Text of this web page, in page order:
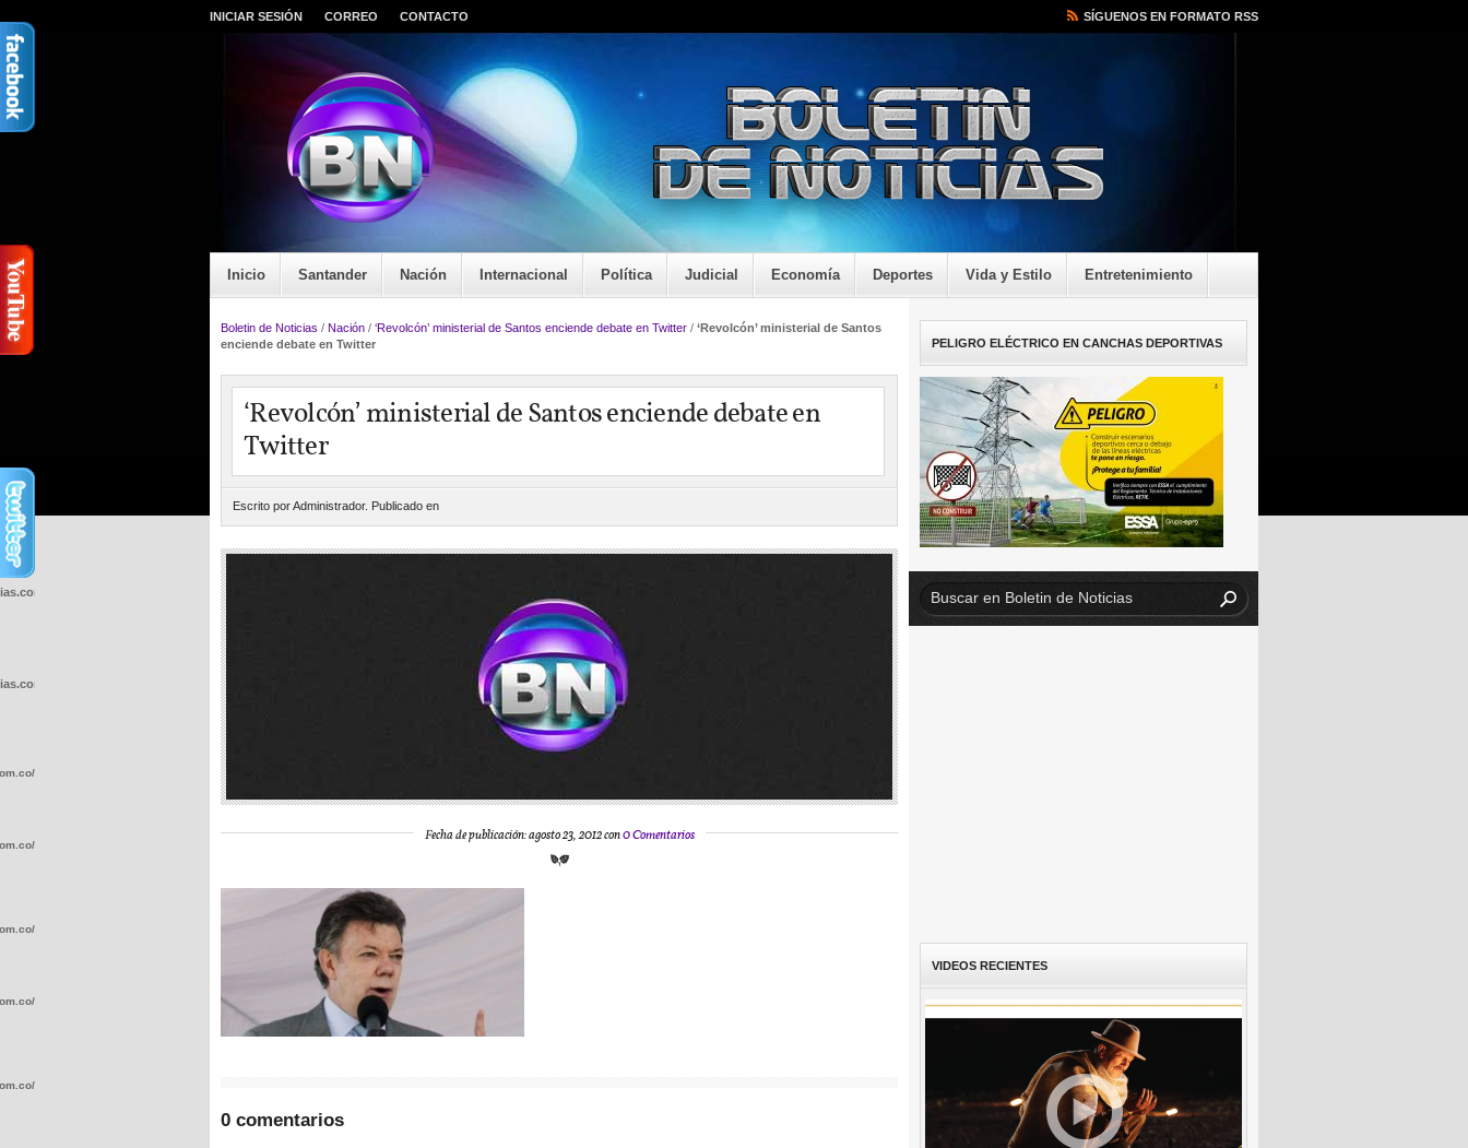
INICIAR SESIÓN CORREO CONTACTO SÍGUENOS EN FORMATO RSS
Inicio Santander Nación Internacional Política Judicial Economía Deportes Vida y Estilo Entretenimiento
Boletin de Noticias / Nación / ‘Revolcón’ ministerial de Santos enciende debate en Twitter / ‘Revolcón’ ministerial de Santos
enciende debate en Twitter
‘Revolcón’ ministerial de Santos enciende debate en
Twitter
Escrito por Administrador. Publicado en
Fecha de publicación: agosto 23, 2012 con0 Comentarios
0 comentarios
PELIGRO ELÉCTRICO EN CANCHAS DEPORTIVAS
VIDEOS RECIENTES
wp-
wp-
wp-
wp-
wp-
wp-
wp-